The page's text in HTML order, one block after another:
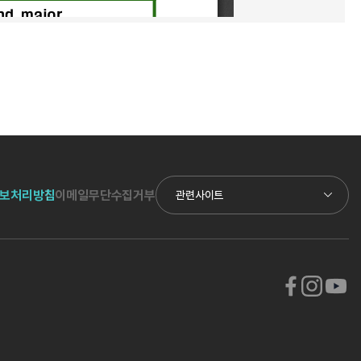
처리방침이메일무단수집거부 관련사이트